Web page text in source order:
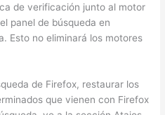
de verificación junto al motor
panel de búsqueda en
Esto no eliminará los motores
de Firefox, restaurar los
que vienen con Firefox